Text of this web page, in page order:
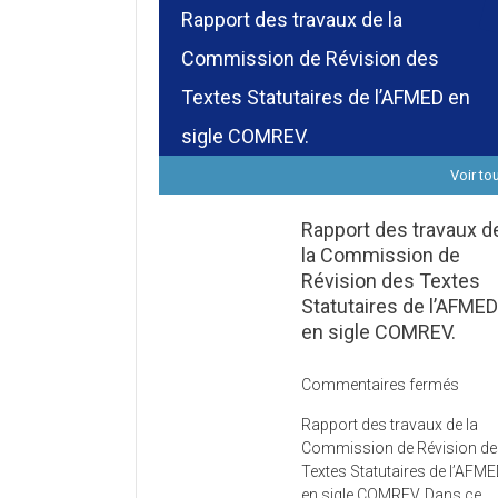
Rapport des travaux de la
Commission de Révision des
Textes Statutaires de l’AFMED en
sigle COMREV.
Voir
Rapport des travaux
la Commission de
Révision des Textes
Statutaires de l’AFMED
en sigle COMREV.
Commentaires fermés
des
de
Rapport des travaux de la
Commission de Révision
Textes Statutaires de
en sigle COMREV. Dans ce